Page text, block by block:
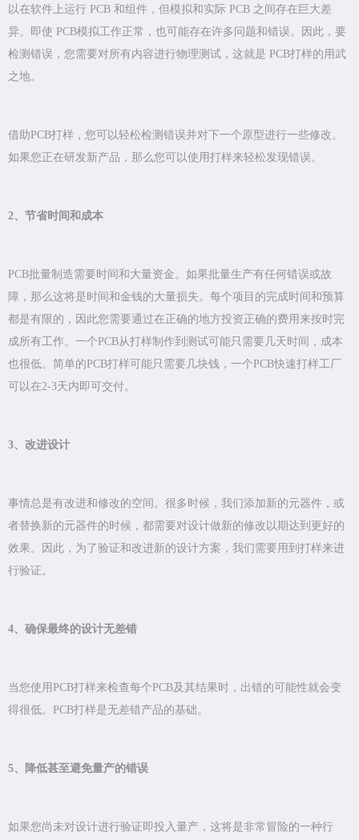
以在软件上运行 PCB 和组件，但模拟和实际 PCB 之间存在巨大差
异。即使 PCB模拟工作正常，也可能存在许多问题和错误。因此，要
检测错误，您需要对所有内容进行物理测试，这就是 PCB打样的用武
之地。
借助PCB打样，您可以轻松检测错误并对下一个原型进行一些修改。
如果您正在研发新产品，那么您可以使用打样来轻松发现错误。
2、节省时间和成本
PCB批量制造需要时间和大量资金。如果批量生产有任何错误或故
障，那么这将是时间和金钱的大量损失。每个项目的完成时间和预算
都是有限的，因此您需要通过在正确的地方投资正确的费用来按时完
成所有工作。一个PCB从打样制作到测试可能只需要几天时间，成本
也很低。简单的PCB打样可能只需要几块钱，一个PCB快速打样工厂
可以在2-3天内即可交付。
3、改进设计
事情总是有改进和修改的空间。很多时候，我们添加新的元器件，或
者替换新的元器件的时候，都需要对设计做新的修改以期达到更好的
效果。因此，为了验证和改进新的设计方案，我们需要用到打样来进
行验证。
4、确保最终的设计无差错
当您使用PCB打样来检查每个PCB及其结果时，出错的可能性就会变
得很低。PCB打样是无差错产品的基础。
5、降低甚至避免量产的错误
如果您尚未对设计进行验证即投入量产，这将是非常冒险的一种行